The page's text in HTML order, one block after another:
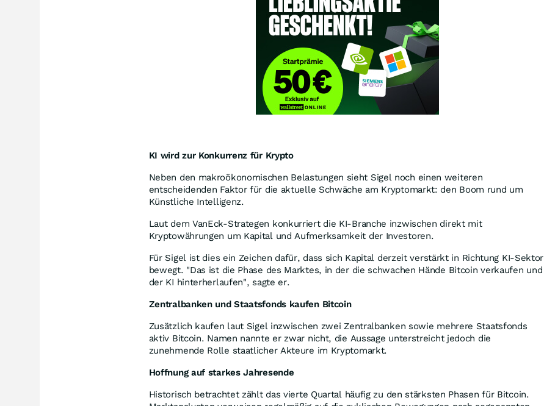
KI wird zur Konkurrenz für Krypto
Neben den makroökonomischen Belastungen sieht Sigel noch einen weiteren
entscheidenden Faktor für die aktuelle Schwäche am Kryptomarkt: den Boom rund um
Künstliche Intelligenz.
Laut dem VanEck-Strategen konkurriert die KI-Branche inzwischen direkt mit
Kryptowährungen um Kapital und Aufmerksamkeit der Investoren.
Für Sigel ist dies ein Zeichen dafür, dass sich Kapital derzeit verstärkt in Richtung KI-Sektor
bewegt. "Das ist die Phase des Marktes, in der die schwachen Hände Bitcoin verkaufen und
der KI hinterherlaufen", sagte er.
Zentralbanken und Staatsfonds kaufen Bitcoin
Zusätzlich kaufen laut Sigel inzwischen zwei Zentralbanken sowie mehrere Staatsfonds
aktiv Bitcoin. Namen nannte er zwar nicht, die Aussage unterstreicht jedoch die
zunehmende Rolle staatlicher Akteure im Kryptomarkt.
Hoffnung auf starkes Jahresende
Historisch betrachtet zählt das vierte Quartal häufig zu den stärksten Phasen für Bitcoin.